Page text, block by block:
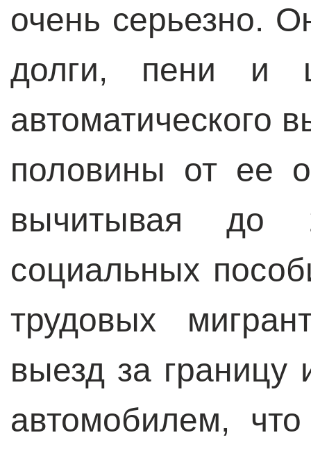
очень серьезно.
долги, пени и
автоматического
половины от ее
вычитывая
социальных
трудовых
выезд за границу
автомобилем,